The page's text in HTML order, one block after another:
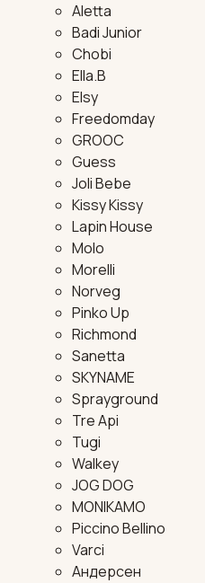
Aletta
Badi Junior
Chobi
Ella.B
Elsy
Freedomday
GROOC
Guess
Joli Bebe
Kissy Kissy
Lapin House
Molo
Morelli
Norveg
Pinko Up
Richmond
Sanetta
SKYNAME
Sprayground
Tre Api
Tugi
Walkey
JOG DOG
MONIKAMO
Piccino Bellino
Varci
Андерсен